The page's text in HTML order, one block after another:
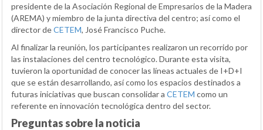
presidente de la Asociación Regional de Empresarios de la Madera
(AREMA) y miembro de la junta directiva del centro; así como el
director deCETEM, José Francisco Puche.
Al finalizar la reunión, los participantes realizaron un recorrido por
las instalaciones del centro tecnológico. Durante esta visita,
tuvieron la oportunidad de conocer las líneas actuales de I+D+I
que se están desarrollando, así como los espacios destinados a
futuras iniciativas que buscan consolidar a CETEM como un
referente en innovación tecnológica dentro del sector.
Preguntas sobre la noticia